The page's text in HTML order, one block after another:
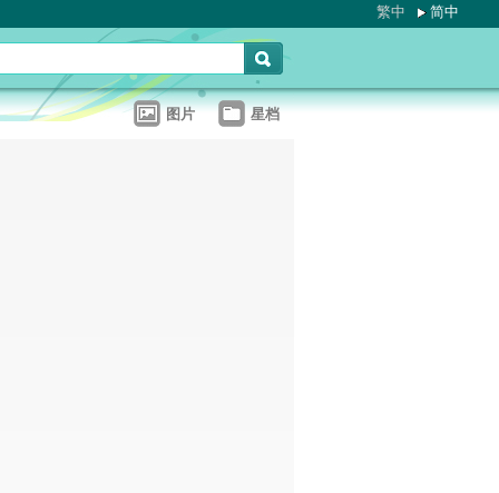
繁中 简中
图片 星档